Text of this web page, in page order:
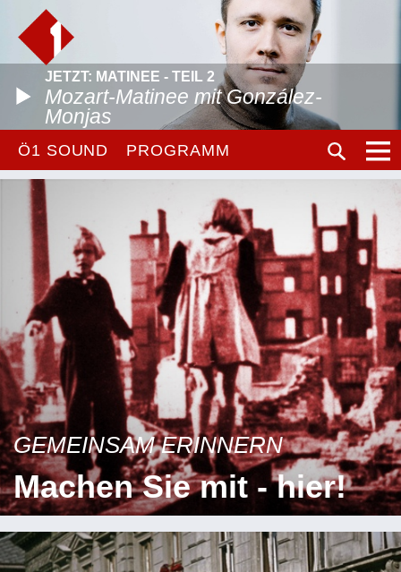
JETZT: MATINEE - TEIL 2
Mozart-Matinee mit González-
Monjas
Ö1 SOUND PROGRAMM
GEMEINSAM ERINNERN
Machen Sie mit - hier!